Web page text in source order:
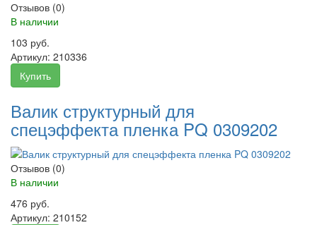
Отзывов (0)
В наличии
103 руб.
Артикул: 210336
Купить
Валик структурный для
спецэффекта пленка PQ 0309202
Отзывов (0)
В наличии
476 руб.
Артикул: 210152